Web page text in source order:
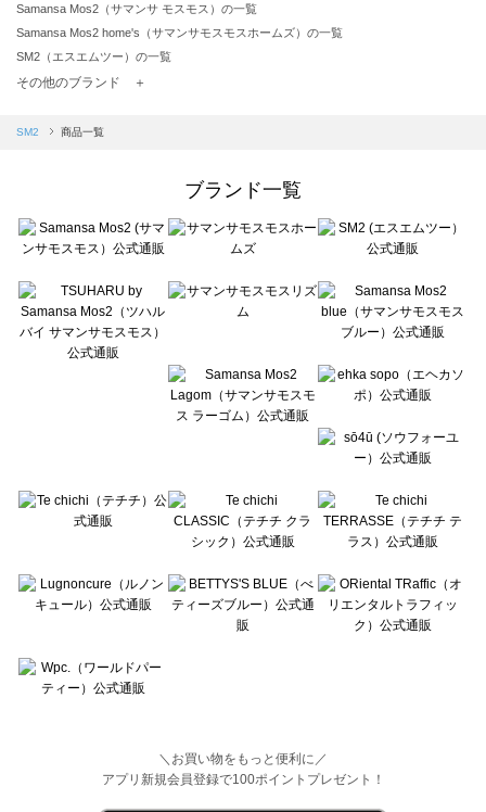
Samansa Mos2（サマンサ モスモス）の一覧
Samansa Mos2 home's（サマンサモスモスホームズ）の一覧
SM2（エスエムツー）の一覧
TSUHARU by Samansa Mos2（ツハルバイサマンサモスモス）の一覧
Samansa Mos2 blue（サマンサモスモス ブルー）の一覧
Te chichi（テチチ）の一覧
Te chichi CLASSIC（テチチ クラシック）の一覧
Lugnoncure（ルノンキュール）の一覧
BETTY'S BLUE（べティーズブルー）の一覧
Wpc.（ワールドパーティー）の一覧
その他のブランド ＋
SM2 商品一覧
ブランド一覧
＼お買い物をもっと便利に／
アプリ新規会員登録で100ポイントプレゼント！